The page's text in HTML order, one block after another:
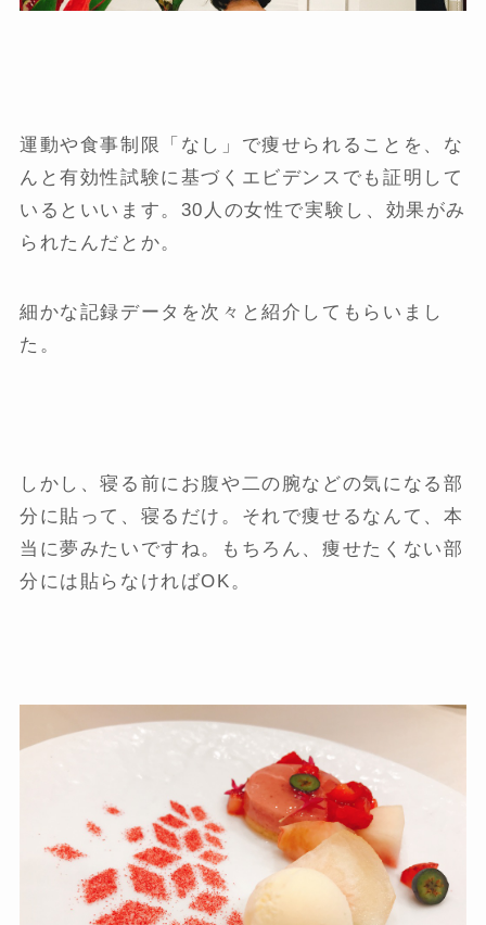
運動や食事制限「なし」で痩せられることを、な
んと有効性試験に基づくエビデンスでも証明して
いるといいます。30人の女性で実験し、効果がみ
られたんだとか。
細かな記録データを次々と紹介してもらいまし
た。
しかし、寝る前にお腹や二の腕などの気になる部
分に貼って、寝るだけ。それで痩せるなんて、本
当に夢みたいですね。もちろん、痩せたくない部
分には貼らなければOK。